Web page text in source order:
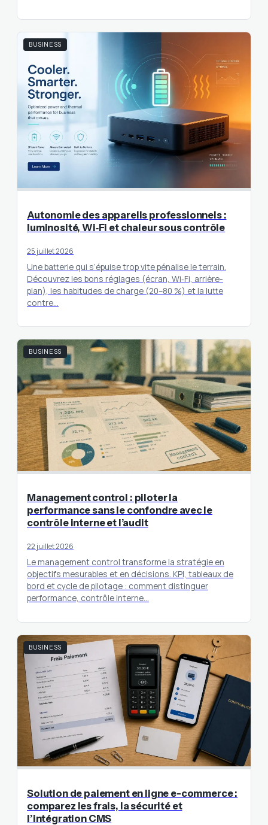
BUSINESS
Autonomie des appareils professionnels :
luminosité, Wi‑Fi et chaleur sous contrôle
25 juillet 2026
Une batterie qui s’épuise trop vite pénalise le terrain.
Découvrez les bons réglages (écran, Wi‑Fi, arrière-
plan), les habitudes de charge (20–80 %) et la lutte
contre…
BUSINESS
Management control : piloter la
performance sans le confondre avec le
contrôle interne et l’audit
22 juillet 2026
Le management control transforme la stratégie en
objectifs mesurables et en décisions. KPI, tableaux de
bord et cycle de pilotage : comment distinguer
performance, contrôle interne…
BUSINESS
Solution de paiement en ligne e-commerce :
comparez les frais, la sécurité et
l’intégration CMS